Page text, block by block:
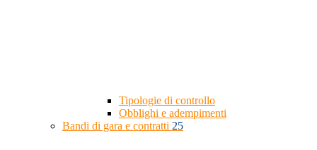
Tipologie di controllo
Obblighi e adempimenti
Bandi di gara e contratti 25